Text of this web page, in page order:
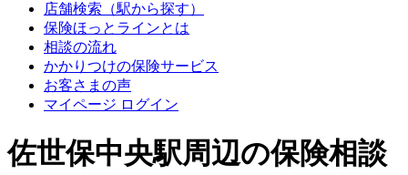
店舗検索（駅から探す）
保険ほっとラインとは
相談の流れ
かかりつけの保険サービス
お客さまの声
マイページ ログイン
佐世保中央駅周辺の保険相談